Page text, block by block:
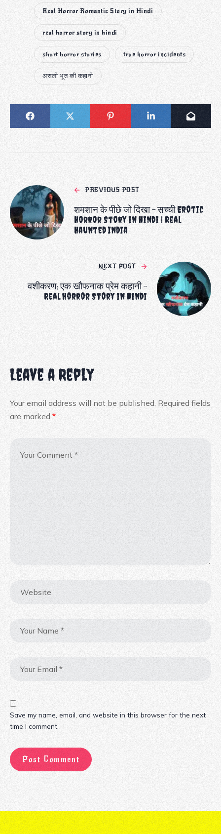
Real Horror Romantic Story in Hindi
real horror story in hindi
short horror stories true horror incidents
असली भूत की कहानी
PREVIOUS POST
शमशान के पीछे जो दिखा – सच्ची Erotic
Horror Story in hindi | Real
Haunted India
NEXT POST
वशीकरण: एक खौफनाक प्रेम कहानी –
Real horror Story in hindi
Leave a Reply
Your email address will not be published. Required fields
are marked *
Save my name, email, and website in this browser for the next
time I comment.